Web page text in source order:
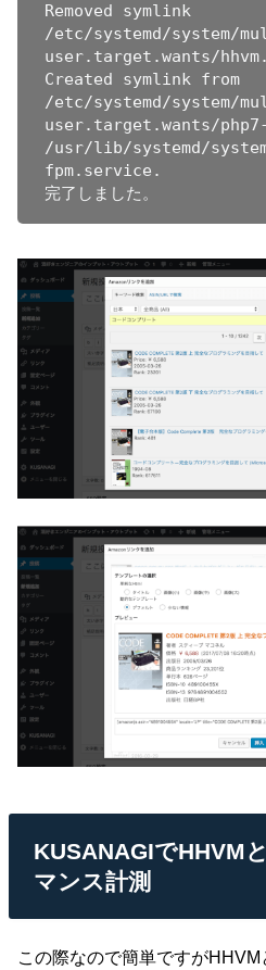
Removed symlink
/etc/systemd/system/
user.target.wants/
Created symlink from
/etc/systemd/system/
user.target.wants/
/usr/lib/systemd/
fpm.service.
KUSANAGIでHHVM
マンス計測
この際なので簡単ですが